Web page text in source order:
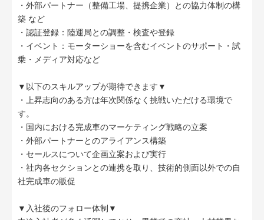
・外部パートナー（整備工場、提携企業）との協力体制の構
築 など
・認証登録：陸運局との調整・検査や登録
・イベント：モーターショーを含むイベントのサポート・試
乗・メディア対応など
▼以下のスキルアップが期待できます▼
・上昇志向のある方は年次関係なく挑戦いただける環境で
す。
・国内における完成車のマーケティング戦略の立案
・外部パートナーとのアライアンス構築
・セールスについて企画立案および実行
・社内各セクションとの連携を取り、技術的側面以外での自
社完成車の販促
▼入社後のフォロー体制▼